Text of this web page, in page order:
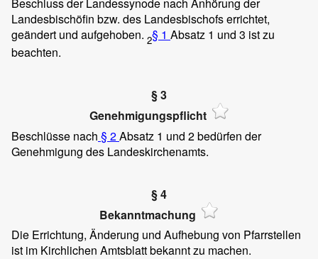
Landesbischöfin bzw. des Landesbischofs errichtet,
geändert und aufgehoben. 2§ 1 Absatz 1 und 3 ist zu
beachten.
§ 3
Genehmigungspflicht
Beschlüsse nach § 2Absatz 1 und 2 bedürfen der
Genehmigung des Landeskirchenamts.
§ 4
Bekanntmachung
Die Errichtung, Änderung und Aufhebung von Pfarrstellen
ist im Kirchlichen Amtsblatt bekannt zu machen.